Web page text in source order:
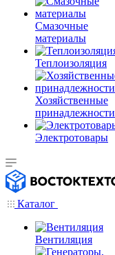
Смазочные
материалы
Теплоизоляция
Хозяйственные
принадлежности
Электротовары
Каталог
Вентиляция